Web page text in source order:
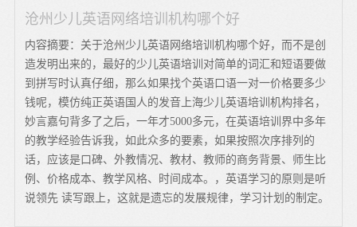
沧州少儿英语网络培训机构哪个好
内容摘要：关于沧州少儿英语网络培训机构哪个好，而不是创
造发明出来的，最好的少儿英语培训对简单的词汇和短语要做
到拼写时认真仔细，那么如果找个英语口语一对一价格要多少
钱呢，模仿纯正英语国人的发音上海少儿英语培训机构排名，
妙言嘉句背多了之后，一年才5000多元，在英语培训界中多年
的教学经验告诉我，如此众多的要素，如果按照次序排列的
话，应该是口碑、外教情况、教材、教师的商务背景、师生比
例、价格成本、教学风格、时间成本。，英语学习的原则是听
说领先 读写跟上，这就是遗忘的发展规律，学习计划的制定。